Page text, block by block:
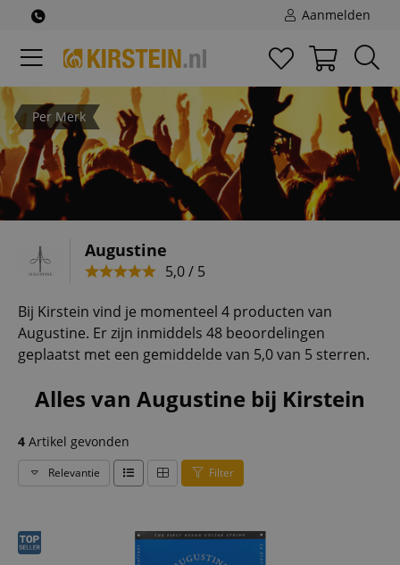
Aanmelden
Per Merk
Augustine
5,0 / 5
Bij Kirstein vind je momenteel 4 producten van
Augustine. Er zijn inmiddels 48 beoordelingen
geplaatst met een gemiddelde van 5,0 van 5 sterren.
Alles van Augustine bij Kirstein
4 Artikel gevonden
Relevantie Filter